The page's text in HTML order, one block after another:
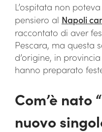
L’ospitata non
pensiero al Napoli
raccontato di aver
Pescara, ma questa
d’origine, in
hanno preparato
Com’è nato
nuovo